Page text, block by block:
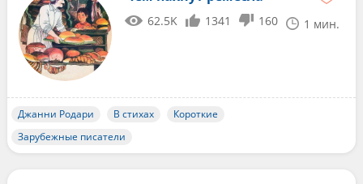
62.5K 1341 160 1 мин.
Джанни Родари В стихах
Короткие
Зарубежные писатели